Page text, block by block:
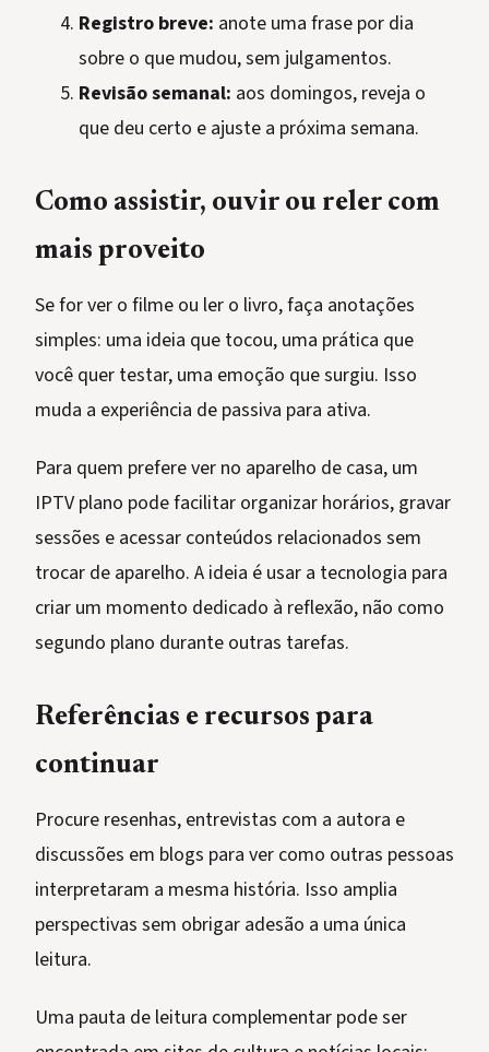
Registro breve: anote uma frase por dia
sobre o que mudou, sem julgamentos.
Revisão semanal: aos domingos, reveja o
que deu certo e ajuste a próxima semana.
Como assistir, ouvir ou reler com
mais proveito
Se for ver o filme ou ler o livro, faça anotações
simples: uma ideia que tocou, uma prática que
você quer testar, uma emoção que surgiu. Isso
muda a experiência de passiva para ativa.
Para quem prefere ver no aparelho de casa, um
IPTV plano pode facilitar organizar horários, gravar
sessões e acessar conteúdos relacionados sem
trocar de aparelho. A ideia é usar a tecnologia para
criar um momento dedicado à reflexão, não como
segundo plano durante outras tarefas.
Referências e recursos para
continuar
Procure resenhas, entrevistas com a autora e
discussões em blogs para ver como outras pessoas
interpretaram a mesma história. Isso amplia
perspectivas sem obrigar adesão a uma única
leitura.
Uma pauta de leitura complementar pode ser